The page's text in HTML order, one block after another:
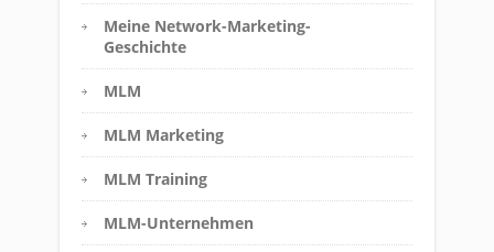
Meine Network-Marketing-
Geschichte
MLM
MLM Marketing
MLM Training
MLM-Unternehmen